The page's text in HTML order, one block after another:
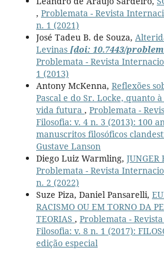
, Problemata - Revista
n. 1 (2021)
José Tadeu B. de Souza,
Levinas [doi: 10.7443/
Problemata - Revista
1 (2013)
Antony McKenna, Reflexões
Pascal e do Sr. Locke, quanto
vida futura , Problemata -
Filosofia: v. 4 n. 3 (2013): 100
manuscritos filosóficos
Gustave Lanson
Diego Luiz Warmling, JUNGER
Problemata - Revista
n. 2 (2022)
Suze Piza, Daniel Pansarelli,
RACISMO OU EM TORNO DA
TEORIAS , Problemata -
Filosofia: v. 8 n. 1 (2017):
edição especial